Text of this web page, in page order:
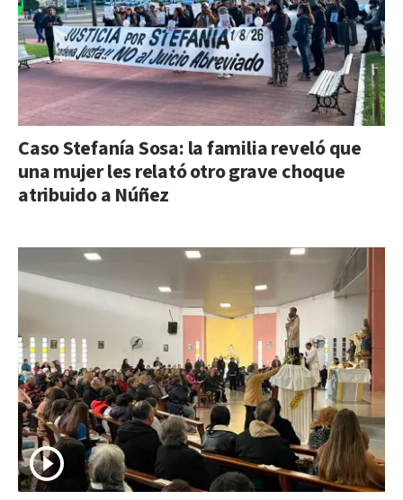
Caso Stefanía Sosa: la familia reveló que
una mujer les relató otro grave choque
atribuido a Núñez